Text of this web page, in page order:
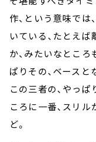
作、という意味で
いている、たとえ
か、みたいなとこ
ぱりその、ベース
この三者の、やっ
ころに一番、スリ
ど。